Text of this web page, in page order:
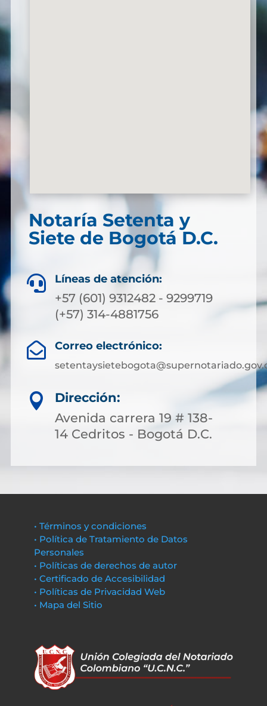
Notaría Setenta y
Siete de Bogotá D.C.
 Líneas de atención:
+57 (601) 9312482 - 9299719
(+57) 314-4881756
 Correo electrónico:

Dirección:
Avenida carrera 19 # 138-
14 Cedritos - Bogotá D.C.
• Términos y condiciones
• Política de Tratamiento de Datos
Personales
• Políticas de derechos de autor
• Certificado de Accesibilidad
• Políticas de Privacidad Web
• Mapa del Sitio